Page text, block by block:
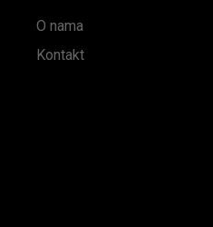
O nama
Kontakt